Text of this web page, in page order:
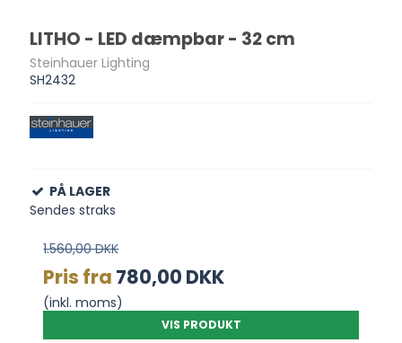
LITHO - LED dæmpbar - 32 cm
Steinhauer Lighting
SH2432
PÅ LAGER
Sendes straks
1.560,00 DKK
Pris fra 780,00 DKK
(inkl. moms)
VIS PRODUKT